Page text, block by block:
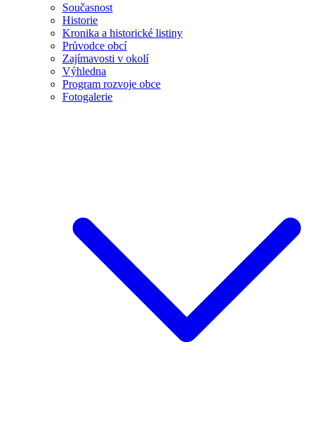
Současnost
Historie
Kronika a historické listiny
Průvodce obcí
Zajímavosti v okolí
Výhledna
Program rozvoje obce
Fotogalerie